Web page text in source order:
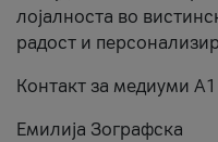
лојалноста во
радост и
Контакт за медиуми
Емилија Зографска